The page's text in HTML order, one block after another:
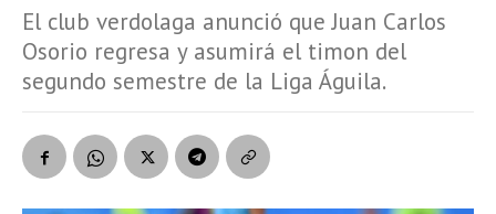
El club verdolaga anunció que Juan Carlos
Osorio regresa y asumirá el timon del
segundo semestre de la Liga Águila.